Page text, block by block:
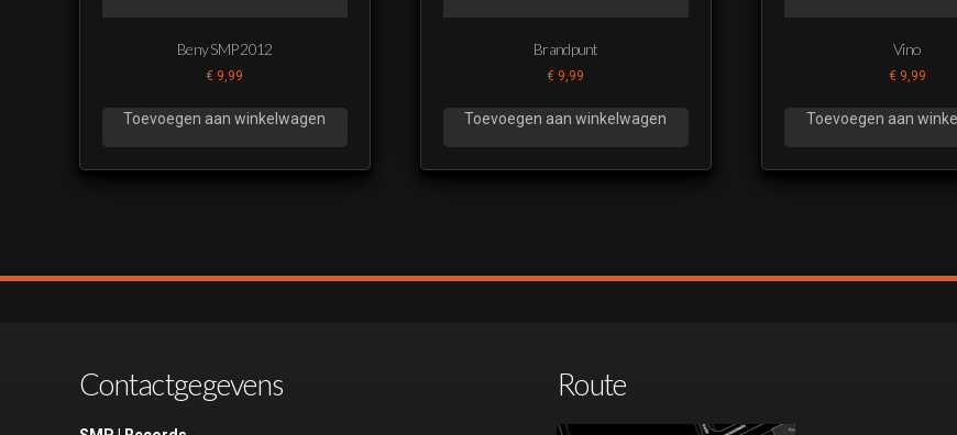
Beny SMP 2012
€ 9,99
Toevoegen aan winkelwagen
Brandpunt
€ 9,99
Toevoegen aan winkelwagen
Vino
€9,99
Toevoegen aan
Contactgegevens Route